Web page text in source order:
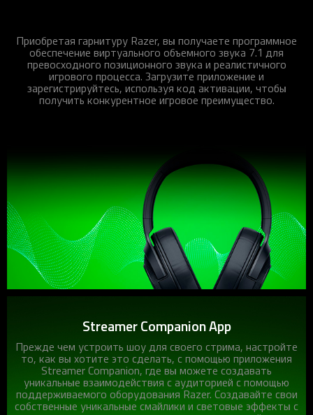
Приобретая гарнитуру Razer, вы получаете программное
обеспечение виртуального объемного звука 7.1 для
превосходного позиционного звука и реалистичного
игрового процесса. Загрузите приложение и
зарегистрируйтесь, используя код активации, чтобы
получить конкурентное игровое преимущество.
Streamer Companion App
Прежде чем устроить шоу для своего стрима, настройте
то, как вы хотите это сделать, с помощью приложения
Streamer Companion, где вы можете создавать
уникальные взаимодействия с аудиторией с помощью
поддерживаемого оборудования Razer. Создавайте свои
собственные уникальные смайлики и световые эффекты с